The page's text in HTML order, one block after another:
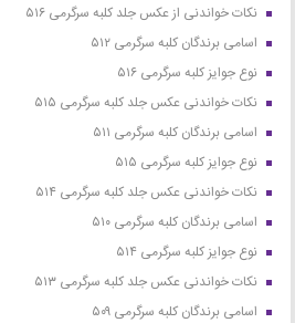
نکات خواندنی از عکس جلد کلبه سرگرمی ۵۱۶
اسامی برندگان کلبه سرگرمی ۵۱۲
نوع جوایز کلبه سرگرمی ۵۱۶
نکات خواندنی عکس جلد کلبه سرگرمی ۵۱۵
اسامی برندگان کلبه سرگرمی ۵۱۱
نوع جوایز کلبه سرگرمی ۵۱۵
نکات خواندنی عکس جلد کلبه سرگرمی ۵۱۴
اسامی برندگان کلبه سرگرمی ۵۱۰
نوع جوایز کلبه سرگرمی ۵۱۴
نکات خواندنی عکس جلد کلبه سرگرمی ۵۱۳
اسامی برندگان کلبه سرگرمی ۵۰۹